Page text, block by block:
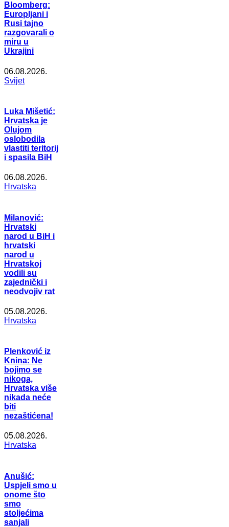
Bloomberg:
Europljani i
Rusi tajno
razgovarali o
miru u
Ukrajini
06.08.2026.
Svijet
Luka Mišetić:
Hrvatska je
Olujom
oslobodila
vlastiti teritorij
i spasila BiH
06.08.2026.
Hrvatska
Milanović:
Hrvatski
narod u BiH i
hrvatski
narod u
Hrvatskoj
vodili su
zajednički i
neodvojiv rat
05.08.2026.
Hrvatska
Plenković iz
Knina: Ne
bojimo se
nikoga,
Hrvatska više
nikada neće
biti
nezaštićena!
05.08.2026.
Hrvatska
Anušić:
Uspjeli smo u
onome što
smo
stoljećima
sanjali